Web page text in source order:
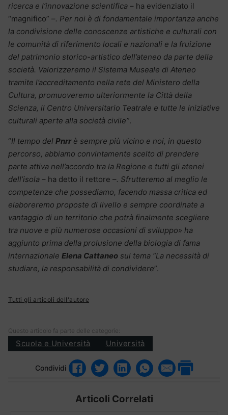
ricerca e l’innovazione scientifica – ha evidenziato il
“magnifico” –. Per noi è di fondamentale importanza anche
la condivisione delle conoscenze artistiche e culturali con
le comunità di riferimento locali e nazionali e la fruizione
del patrimonio storico-artistico dell’ateneo da parte della
società. Valorizzeremo il Sistema Museale di Ateneo
tramite l’accreditamento nella rete del Ministero della
Cultura, promuoveremo ulteriormente la Città della
Scienza, il Centro Universitario Teatrale e tutte le iniziative
culturali aperte alla società civile”.
“Il tempo del Pnrrè sempre più vicino e noi, in questo
percorso, abbiamo convintamente scelto di prendere
parte attiva nell’accordo tra la Regione e tutti gli atenei
dell’isola – ha detto il rettore –. Sfrutteremo al meglio le
competenze che possediamo, facendo massa critica ed
elaboreremo proposte di livello e sempre coordinate a
vantaggio di un territorio che potrà finalmente scegliere
tra nuove e più numerose occasioni di sviluppo» ha
aggiunto prima della prolusione della biologia di fama
internazionale Elena Cattaneo sul tema “La necessità di
studiare, la responsabilità di condividere”.
Tutti gli articoli dell'autore
Questo articolo fa parte delle categorie:
Scuola e Università Università
Condividi
Articoli Correlati